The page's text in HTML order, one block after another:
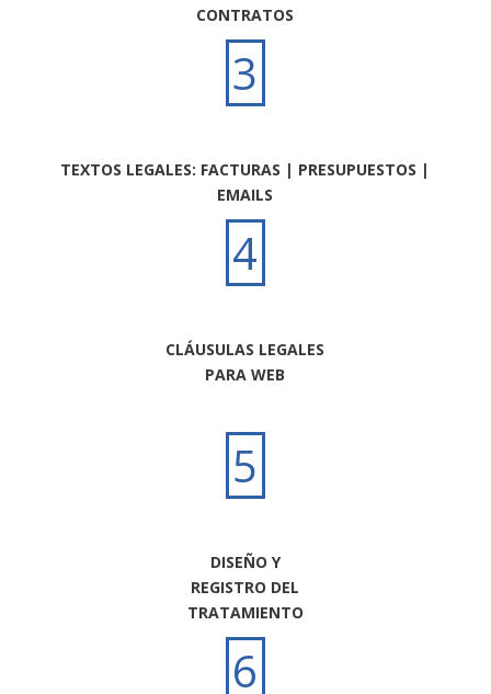
CONTRATOS
3
TEXTOS LEGALES: FACTURAS | PRESUPUESTOS |
EMAILS
4
CLÁUSULAS LEGALES
PARA WEB
5
DISEÑO Y
REGISTRO DEL
TRATAMIENTO
6